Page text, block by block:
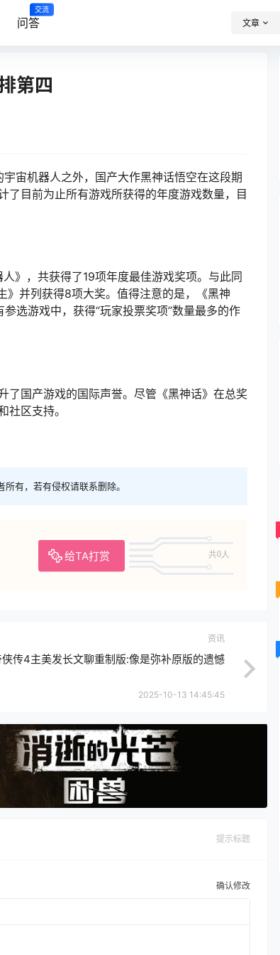
问答
交流
文章
第四
宙机器人之外，国产大作黑神话悟空在这段期
目前为止所有游戏所获得的年度游戏数量，目
》，共获得了19项年度最佳游戏奖项。与此同
》并列获得8项大奖。值得注意的是，《黑神
选游戏中，获得“玩家投票奖项”数量最多的作
了国产游戏的国际声誉。尽管《黑神话》在总奖
区支持。
有，若有侵权请联系删除。
给TA打赏 共0人
资讯
传4主美发长文聊重制版:像是弥补原版的遗憾
2025-10-13 14:45:45
提示标题
确认修改